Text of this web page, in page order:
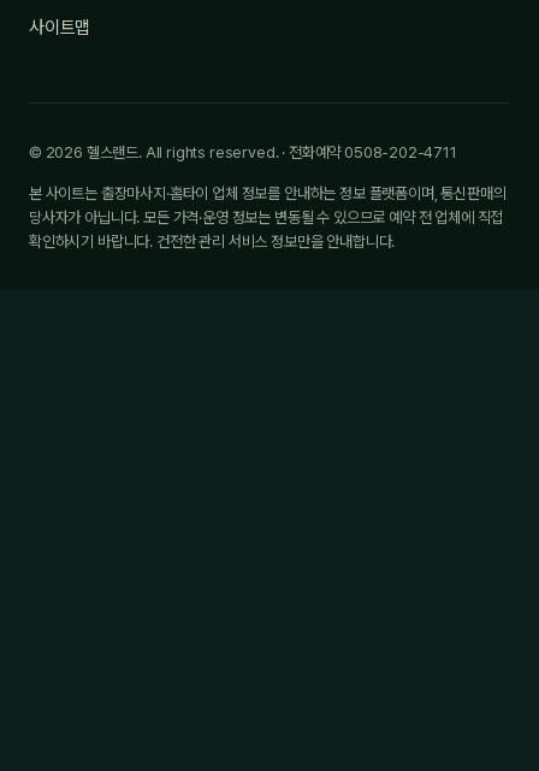
사이트맵
© 2026 헬스랜드. All rights reserved. · 전화예약 0508-202-4711
본 사이트는 출장마사지·홈타이 업체 정보를 안내하는 정보 플랫폼이며, 통신판매의
당사자가 아닙니다. 모든 가격·운영 정보는 변동될 수 있으므로 예약 전 업체에 직접
확인하시기 바랍니다. 건전한 관리 서비스 정보만을 안내합니다.